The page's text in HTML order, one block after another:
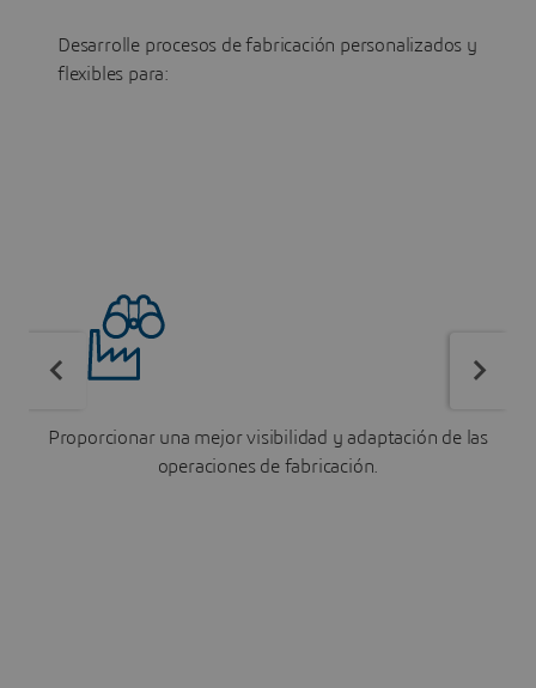
Desarrolle procesos de fabricación personalizados y
flexibles para:
Proporcionar una mejor visibilidad y adaptación de las
operaciones de fabricación.